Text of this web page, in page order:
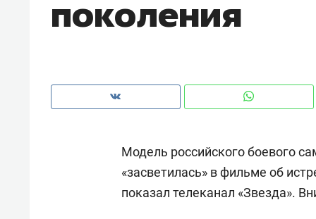
поколения
Модель российского боевого
«засветилась» в фильме об
показал телеканал «Звезда».
Рекомендуем
Как ГК «МИР ГРУПП» и ВТБ
создают оазис жилого
150
ID